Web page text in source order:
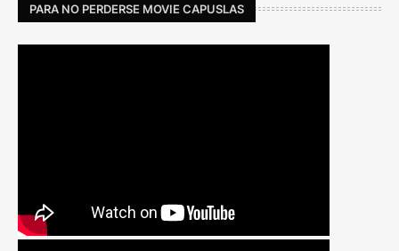
PARA NO PERDERSE MOVIE CAPUSLAS